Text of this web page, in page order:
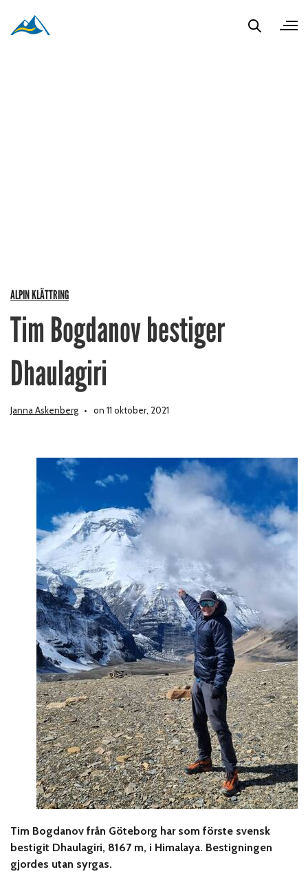
ALPIN KLÄTTRING
Tim Bogdanov bestiger
Dhaulagiri
Janna Askenberg on 11 oktober, 2021
Tim Bogdanov från Göteborg har som förste svensk
bestigit Dhaulagiri, 8167 m, i Himalaya. Bestigningen
gjordes utan syrgas.